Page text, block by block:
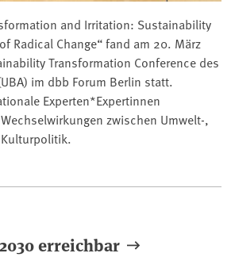
and Irritation: Sustainability
Radical Change“ fand am 20. März
Transformation Conference des
im dbb Forum Berlin statt.
Experten*Expertinnen
zwischen Umwelt-,
erreichbar